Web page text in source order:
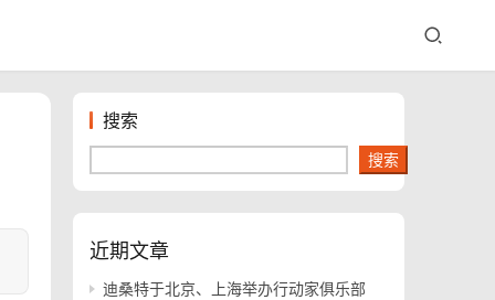
搜索
搜索
近期文章
迪桑特于北京、上海举办行动家俱乐部